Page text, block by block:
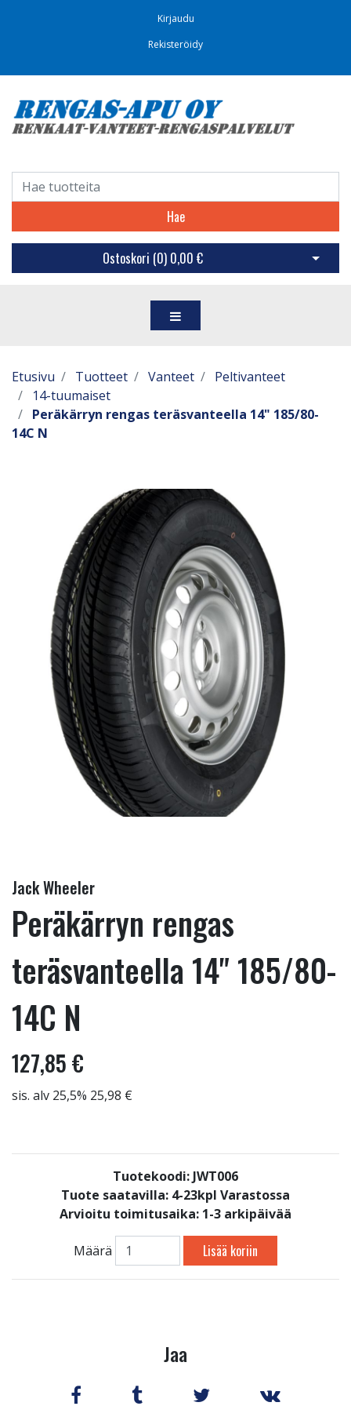
Kirjaudu
Rekisteröidy
Hae
Ostoskori (0) 0,00 € Avaa
Etusivu Tuotteet Vanteet
Peltivanteet
14-tuumaiset
Peräkärryn rengas teräsvanteella 14" 185/80-
14C N
Jack Wheeler
Peräkärryn rengas
teräsvanteella 14" 185/80-
14C N
127,85 €
sis. alv 25,5% 25,98 €
Tuotekoodi: JWT006
Tuote saatavilla: 4-23kpl Varastossa
Arvioitu toimitusaika: 1-3 arkipäivää
Määrä Lisää koriin
Jaa